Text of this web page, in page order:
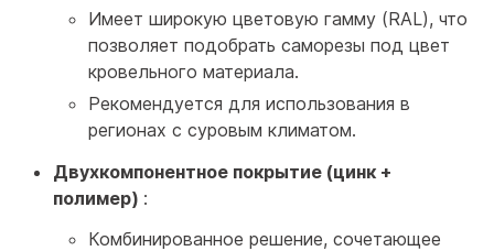
Имеет широкую цветовую гамму (RAL), что
позволяет подобрать саморезы под цвет
кровельного материала.
Рекомендуется для использования в
регионах с суровым климатом.
Двухкомпонентное покрытие (цинк +
полимер) :
Комбинированное решение, сочетающее